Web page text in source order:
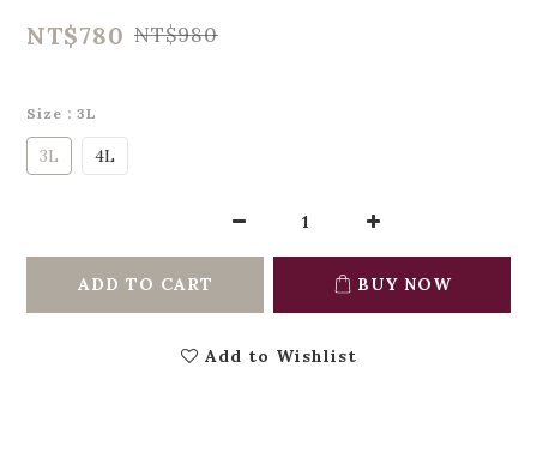
NT$780 NT$980
Size : 3L
3L 4L
ADD TO CART BUY NOW
Add to Wishlist